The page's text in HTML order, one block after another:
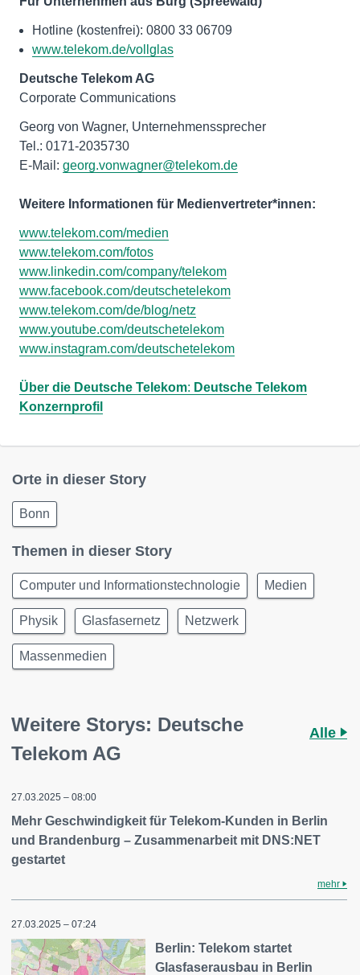
Hotline (kostenfrei): 0800 33 06709
www.telekom.de/vollglas
Deutsche Telekom AG
Corporate Communications
Georg von Wagner, Unternehmenssprecher
Tel.: 0171-2035730
E-Mail: georg.vonwagner@telekom.de
Weitere Informationen für Medienvertreter*innen:
www.telekom.com/medien
www.telekom.com/fotos
www.linkedin.com/company/telekom
www.facebook.com/deutschetelekom
www.telekom.com/de/blog/netz
www.youtube.com/deutschetelekom
www.instagram.com/deutschetelekom
Über die Deutsche Telekom: Deutsche Telekom
Konzernprofil
Orte in dieser Story
Bonn
Themen in dieser Story
Computer und Informationstechnologie Medien
Physik Glasfasernetz Netzwerk
Massenmedien
Weitere Storys: Deutsche
Telekom AG
Alle
27.03.2025 – 08:00
Mehr Geschwindigkeit für Telekom-Kunden in Berlin
und Brandenburg – Zusammenarbeit mit DNS:NET
gestartet
mehr
27.03.2025 – 07:24
Berlin: Telekom startet
Glasfaserausbau in Berlin